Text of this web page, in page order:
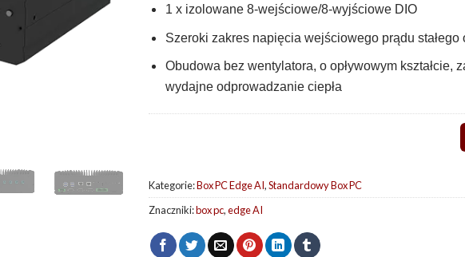
1 x izolowane 8-wejściowe/8-wyjściowe DIO
Szeroki zakres napięcia wejściowego prądu
Obudowa bez wentylatora, o opływowym kształcie,
wydajne odprowadzanie ciepła
Kategorie:Box PC Edge AI,Standardowy Box PC
Znaczniki:box pc,edge AI